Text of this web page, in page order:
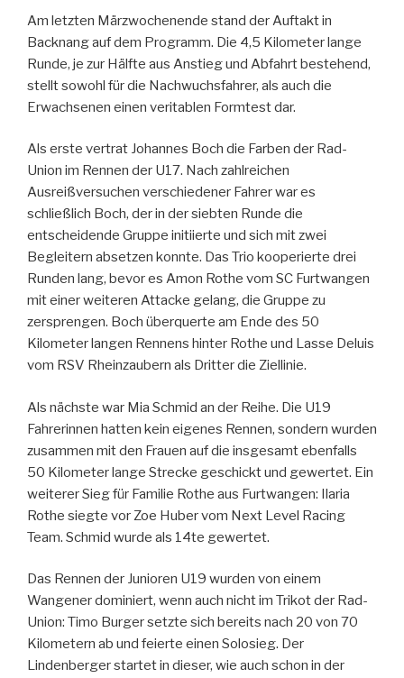
Am letzten Märzwochenende stand der Auftakt in
Backnang auf dem Programm. Die 4,5 Kilometer lange
Runde, je zur Hälfte aus Anstieg und Abfahrt bestehend,
stellt sowohl für die Nachwuchsfahrer, als auch die
Erwachsenen einen veritablen Formtest dar.
Als erste vertrat Johannes Boch die Farben der Rad-
Union im Rennen der U17. Nach zahlreichen
Ausreißversuchen verschiedener Fahrer war es
schließlich Boch, der in der siebten Runde die
entscheidende Gruppe initiierte und sich mit zwei
Begleitern absetzen konnte. Das Trio kooperierte drei
Runden lang, bevor es Amon Rothe vom SC Furtwangen
mit einer weiteren Attacke gelang, die Gruppe zu
zersprengen. Boch überquerte am Ende des 50
Kilometer langen Rennens hinter Rothe und Lasse Deluis
vom RSV Rheinzaubern als Dritter die Ziellinie.
Als nächste war Mia Schmid an der Reihe. Die U19
Fahrerinnen hatten kein eigenes Rennen, sondern wurden
zusammen mit den Frauen auf die insgesamt ebenfalls
50 Kilometer lange Strecke geschickt und gewertet. Ein
weiterer Sieg für Familie Rothe aus Furtwangen: Ilaria
Rothe siegte vor Zoe Huber vom Next Level Racing
Team. Schmid wurde als 14te gewertet.
Das Rennen der Junioren U19 wurden von einem
Wangener dominiert, wenn auch nicht im Trikot der Rad-
Union: Timo Burger setzte sich bereits nach 20 von 70
Kilometern ab und feierte einen Solosieg. Der
Lindenberger startet in dieser, wie auch schon in der